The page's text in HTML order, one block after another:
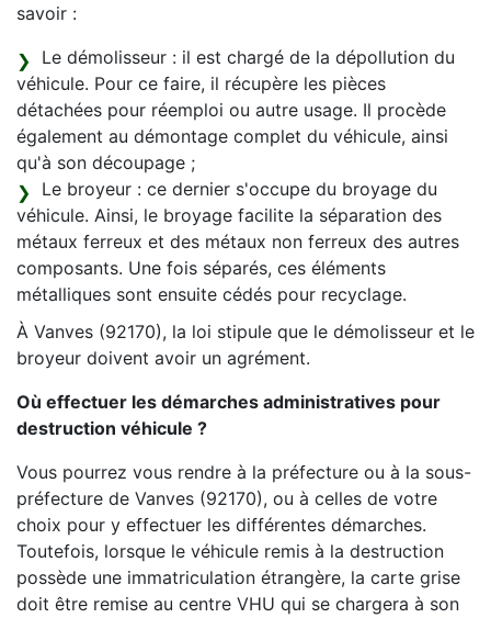
savoir :
Le démolisseur : il est chargé de la dépollution du
véhicule. Pour ce faire, il récupère les pièces
détachées pour réemploi ou autre usage. Il procède
également au démontage complet du véhicule, ainsi
qu'à son découpage ;
Le broyeur : ce dernier s'occupe du broyage du
véhicule. Ainsi, le broyage facilite la séparation des
métaux ferreux et des métaux non ferreux des autres
composants. Une fois séparés, ces éléments
métalliques sont ensuite cédés pour recyclage.
À Vanves (92170), la loi stipule que le démolisseur et le
broyeur doivent avoir un agrément.
Où effectuer les démarches administratives pour
destruction véhicule ?
Vous pourrez vous rendre à la préfecture ou à la sous-
préfecture de Vanves (92170), ou à celles de votre
choix pour y effectuer les différentes démarches.
Toutefois, lorsque le véhicule remis à la destruction
possède une immatriculation étrangère, la carte grise
doit être remise au centre VHU qui se chargera à son